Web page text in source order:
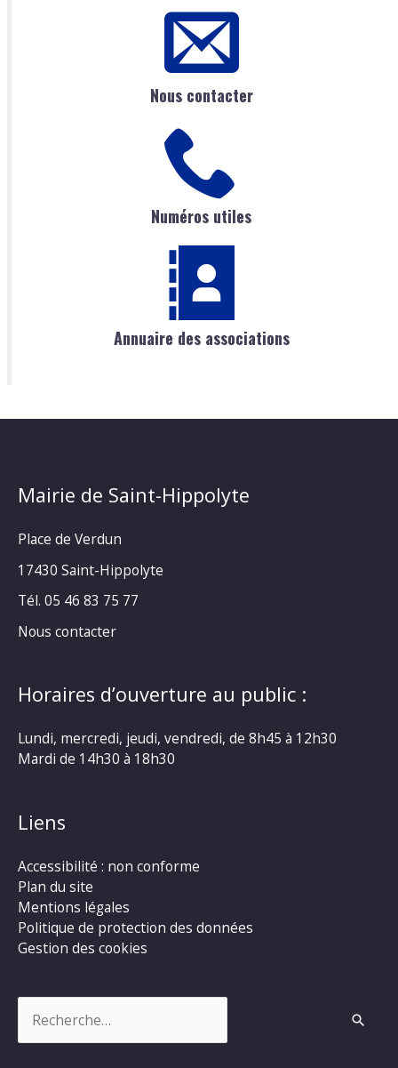
Nous contacter
Numéros utiles
Annuaire des associations
Mairie de Saint-Hippolyte
Place de Verdun
17430 Saint-Hippolyte
Tél. 05 46 83 75 77
Nous contacter
Horaires d’ouverture au public :
Lundi, mercredi, jeudi, vendredi, de 8h45 à 12h30
Mardi de 14h30 à 18h30
Liens
Accessibilité : non conforme
Plan du site
Mentions légales
Politique de protection des données
Gestion des cookies